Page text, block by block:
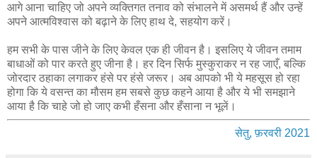
आगे आना चाहिए जो अपने व्यक्तिगत तनाव को संभालने में असमर्थ हैं और उन्हें
अपने आत्मविश्वास को बढ़ाने के लिए हाथ दे, सहयोग करें।
हम सभी के पास जीने के लिए केवल एक ही जीवन है। इसलिए ये जीवन तमाम
बाधाओं को पार करते हुए जीना है। हर दिन सिर्फ मुस्कुराकर न रह जाएँ, बल्कि
जोरदार ठहाका लगाकर हंसे पर हंसे जरूर। अब आपको भी ये महसूस हो रहा
होगा कि ये वसन्त का मौसम हम सबसे कुछ कहने आया है और ये भी समझाने
आया है कि चाहे जो हो जाए कभी हँसना और हँसाना न भूलें।
सेतु, फ़रवरी 2021